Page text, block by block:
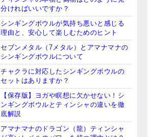
分ければいいですか？
シンギングボウルが気持ち悪いと感じる
理由と、安心して楽しむためのヒント
セブンメタル（7メタル）とアマナマナの
シンギングボウルについて
チャクラに対応したシンギングボウルの
セットはありますか？
【保存版】ヨガや瞑想に欠かせない！シ
ンギングボウルとティンシャの違いを徹
底解説
アマナマナのドラゴン（龍）ティンシャ